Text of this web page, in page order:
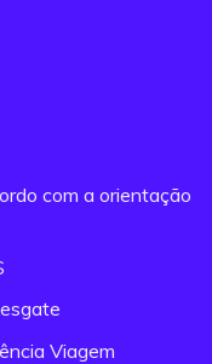
com a orientação
Viagem